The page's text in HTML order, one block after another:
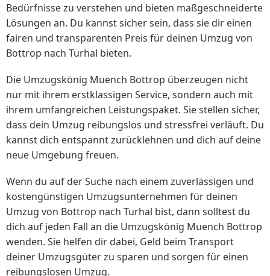
Bedürfnisse zu verstehen und bieten maßgeschneiderte
Lösungen an. Du kannst sicher sein, dass sie dir einen
fairen und transparenten Preis für deinen Umzug von
Bottrop nach Turhal bieten.
Die Umzugskönig Muench Bottrop überzeugen nicht
nur mit ihrem erstklassigen Service, sondern auch mit
ihrem umfangreichen Leistungspaket. Sie stellen sicher,
dass dein Umzug reibungslos und stressfrei verläuft. Du
kannst dich entspannt zurücklehnen und dich auf deine
neue Umgebung freuen.
Wenn du auf der Suche nach einem zuverlässigen und
kostengünstigen Umzugsunternehmen für deinen
Umzug von Bottrop nach Turhal bist, dann solltest du
dich auf jeden Fall an die Umzugskönig Muench Bottrop
wenden. Sie helfen dir dabei, Geld beim Transport
deiner Umzugsgüter zu sparen und sorgen für einen
reibungslosen Umzug.